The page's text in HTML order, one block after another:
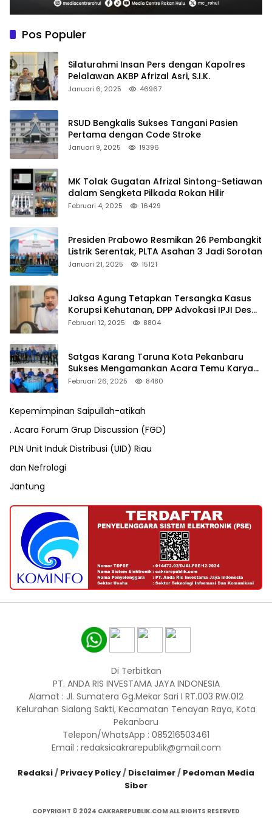
Pos Populer
Silaturahmi Insan Pers dengan Kapolres
Pelalawan AKBP Afrizal Asri, S.I.K.
Januari 6, 2025 46967
RSUD Bengkalis Sukses Tangani Pasien
Pertama dengan Code Stroke
Januari 9, 2025 19396
MK Tolak Gugatan Afrizal Sintong-Setiawan
dalam Sengketa Pilkada Rokan Hilir
Februari 4, 2025 16429
Presiden Prabowo Resmikan 26 Pembangkit
Listrik Serentak, PLTA Asahan 3 Jadi Sorotan
Januari 21, 2025 15121
Jaksa Agung Tetapkan Tersangka Kasus
Korupsi Kehutanan, DPP Advokasi IPJI Desak
Pengusutan Pajak RAPP
Februari 12, 2025 8804
Satgas Karang Taruna Kota Pekanbaru
Sukses Mengamankan Acara Temu Karya
VII Karang Taruna Pekanbaru
Februari 26, 2025 8480
Kepemimpinan Saipullah-atikah
. Acara Forum Grup Discussion (FGD)
PLN Unit Induk Distribusi (UID) Riau
dan Nefrologi
Jantung
Di Terbitkan
PT. ANDA RIS INVESTAMA JAYA INDONESIA
Alamat : Jl. Sumatera Gg.Mekar Sari I RT.003 RW.012
Kelurahan Sialang Sakti, Kecamatan Tenayan Raya, Kota
Pekanbaru
Telepon/WhatsApp : 085216503461
Email : redaksicakrarepublik@gmail.com
Redaksi/ Privacy Policy/ Disclaimer/ Pedoman Media
Siber
COPYRIGHT © 2024 CAKRAREPUBLIK.COM ALL RIGHTS RESERVED